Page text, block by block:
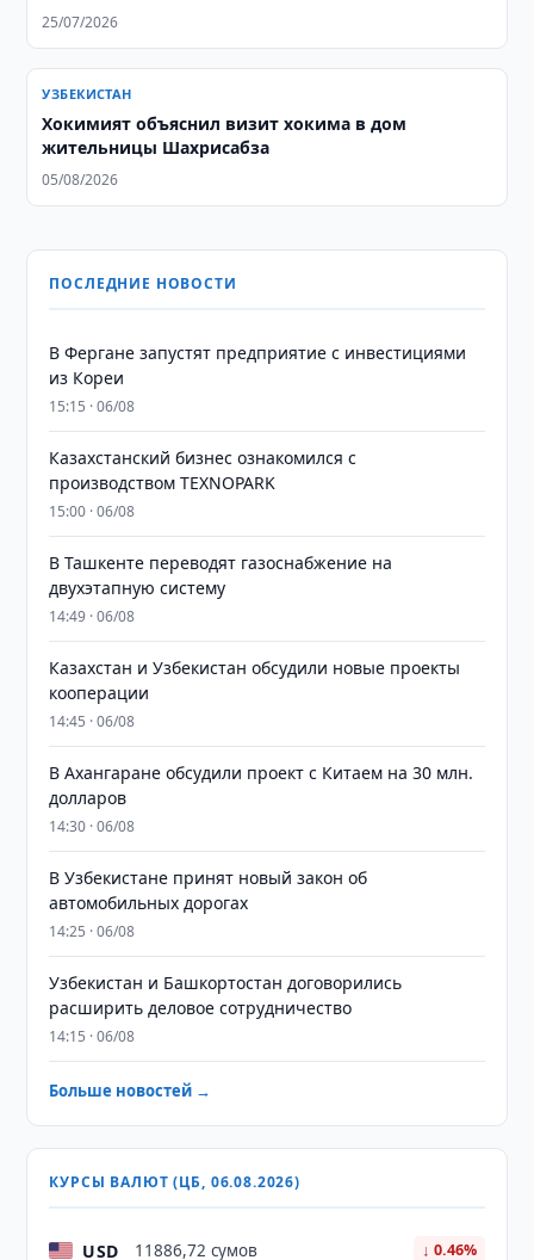
25/07/2026
УЗБЕКИСТАН
Хокимият объяснил визит хокима в дом
жительницы Шахрисабза
05/08/2026
ПОСЛЕДНИЕ НОВОСТИ
В Фергане запустят предприятие с инвестициями
из Кореи
15:15 · 06/08
Казахстанский бизнес ознакомился с
производством TEXNOPARK
15:00 · 06/08
В Ташкенте переводят газоснабжение на
двухэтапную систему
14:49 · 06/08
Казахстан и Узбекистан обсудили новые проекты
кооперации
14:45 · 06/08
В Ахангаране обсудили проект с Китаем на 30 млн.
долларов
14:30 · 06/08
В Узбекистане принят новый закон об
автомобильных дорогах
14:25 · 06/08
Узбекистан и Башкортостан договорились
расширить деловое сотрудничество
14:15 · 06/08
Больше новостей →
КУРСЫ ВАЛЮТ (ЦБ, 06.08.2026)
USD 11886,72 сумов ↓ 0.46%